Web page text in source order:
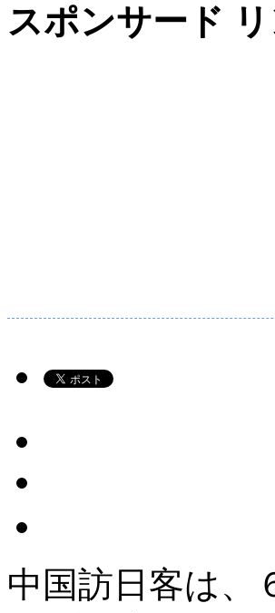
スポンサード リ
中国訪日客は、